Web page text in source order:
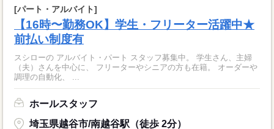
[パート・アルバイト]
【16時〜勤務OK】学生・フリーター活躍中★
前払い制度有
スシローの アルバイト・パート スタッフ募集中。 学生さん、主婦
（夫）さんを中心に、 フリーターやシニアの方も在籍。 オーダーや
調理の自動化、 ...
ホールスタッフ
埼玉県越谷市/南越谷駅（徒歩 2分）